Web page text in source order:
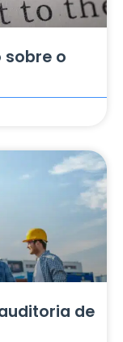
sobre o
de